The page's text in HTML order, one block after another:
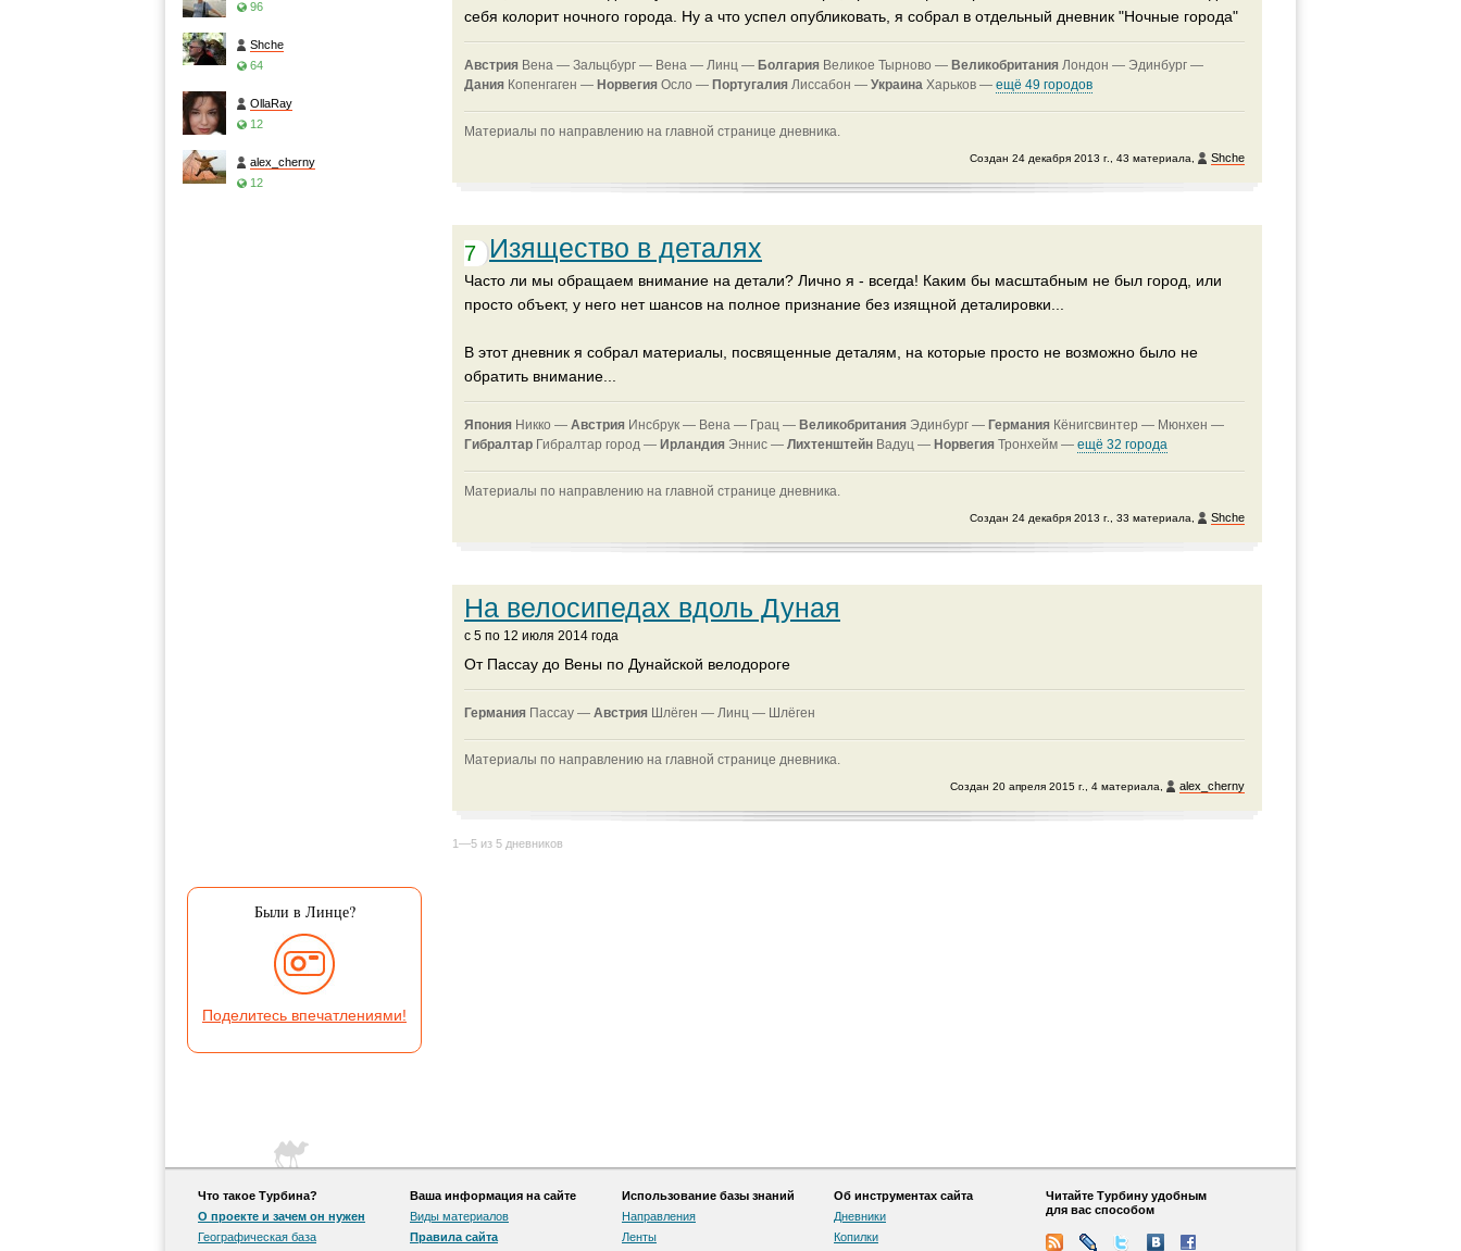
96
Shche
64
OllaRay
12
alex_cherny
12
Были в Линце?
Поделитесь впечатлениями!
себя колорит ночного города. Ну а что успел опубликовать, я собрал в отдельный дневник "Ночные города"
Австрия Вена — Зальцбург — Вена — Линц — Болгария Великое Тырново — Великобритания Лондон — Эдинбург —
Дания Копенгаген — Норвегия Осло — Португалия Лиссабон — Украина Харьков — ещё 49 городов
Материалы по направлению на главной странице дневника.
Создан 24 декабря 2013 г., 43 материала, Shche
Изящество в деталях
7
Часто ли мы обращаем внимание на детали? Лично я - всегда! Каким бы масштабным не был город, или
просто объект, у него нет шансов на полное признание без изящной деталировки...
В этот дневник я собрал материалы, посвященные деталям, на которые просто не возможно было не
обратить внимание...
Япония Никко — Австрия Инсбрук — Вена — Грац — Великобритания Эдинбург — Германия Кёнигсвинтер — Мюнхен —
Гибралтар Гибралтар город — Ирландия Эннис — Лихтенштейн Вадуц — Норвегия Тронхейм — ещё 32 города
Материалы по направлению на главной странице дневника.
Создан 24 декабря 2013 г., 33 материала, Shche
На велосипедах вдоль Дуная
c 5 по 12 июля 2014 года
От Пассау до Вены по Дунайской велодороге
Германия Пассау — Австрия Шлёген — Линц — Шлёген
Материалы по направлению на главной странице дневника.
Создан 20 апреля 2015 г., 4 материала, alex_cherny
1—5 из 5 дневников
Что такое Турбина?
О проекте и зачем он нужен
Географическая база
Ваша информация на сайте
Виды материалов
Правила сайта
Использование базы знаний
Направления
Ленты
Об инструментах сайта
Дневники
Копилки
Читайте Турбину удобным
для вас способом